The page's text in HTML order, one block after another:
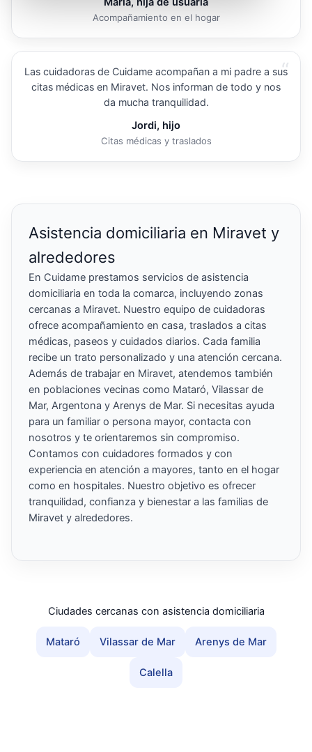
Acompañamiento en el hogar
“
Las cuidadoras de Cuidame acompañan a mi padre a sus
citas médicas en Miravet. Nos informan de todo y nos
da mucha tranquilidad.
Jordi, hijo
Citas médicas y traslados
Asistencia domiciliaria en Miravet y
alrededores
En Cuidame prestamos servicios de asistencia
domiciliaria en toda la comarca, incluyendo zonas
cercanas a Miravet. Nuestro equipo de cuidadoras
ofrece acompañamiento en casa, traslados a citas
médicas, paseos y cuidados diarios. Cada familia
recibe un trato personalizado y una atención cercana.
Además de trabajar en Miravet, atendemos también
en poblaciones vecinas como Mataró, Vilassar de
Mar, Argentona y Arenys de Mar. Si necesitas ayuda
para un familiar o persona mayor, contacta con
nosotros y te orientaremos sin compromiso.
Contamos con cuidadores formados y con
experiencia en atención a mayores, tanto en el hogar
como en hospitales. Nuestro objetivo es ofrecer
tranquilidad, confianza y bienestar a las familias de
Miravet y alrededores.
Ciudades cercanas con asistencia domiciliaria
Mataró Vilassar de Mar Arenys de Mar
Calella